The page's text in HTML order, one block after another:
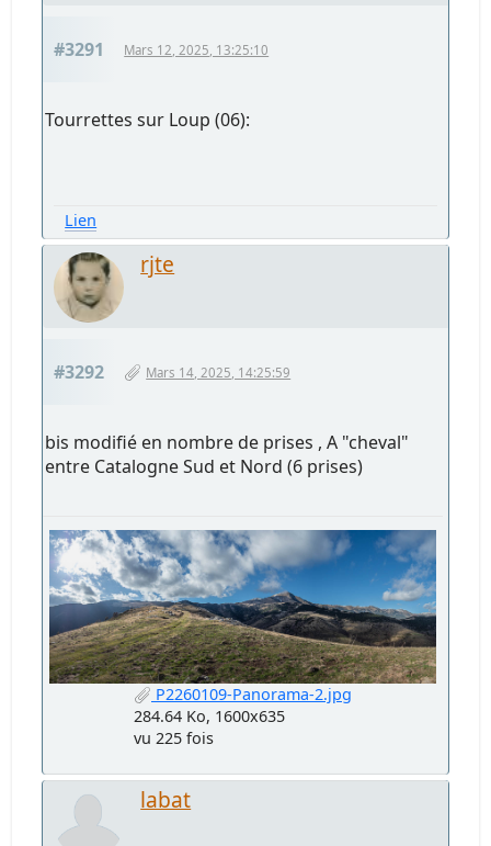
#3291 Mars 12, 2025, 13:25:10
Tourrettes sur Loup (06):
Lien
rjte
#3292 Mars 14, 2025, 14:25:59
bis modifié en nombre de prises , A "cheval"
entre Catalogne Sud et Nord (6 prises)
P2260109-Panorama-2.jpg
284.64 Ko, 1600x635
vu 225 fois
labat